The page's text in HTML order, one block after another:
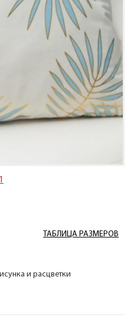
ТАБЛИЦА РАЗМЕРОВ
и расцветки